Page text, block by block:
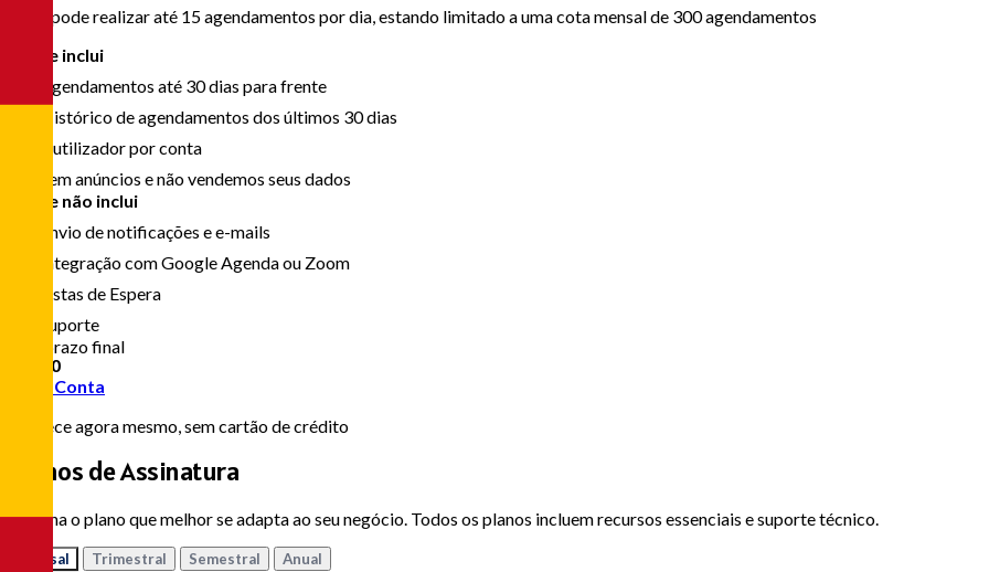
Você pode realizar até 15 agendamentos por dia, estando limitado a uma cota mensal de 300 agendamentos
O que inclui
Agendamentos até 30 dias para frente
Histórico de agendamentos dos últimos 30 dias
1 utilizador por conta
Sem anúncios e não vendemos seus dados
O que não inclui
Envio de notificações e e-mails
Integração com Google Agenda ou Zoom
Listas de Espera
Suporte
Sem prazo final
0,00
Criar Conta
Comece agora mesmo, sem cartão de crédito
Planos deAssinatura
Escolha o plano que melhor se adapta ao seu negócio. Todos os planos incluem recursos essenciais e suporte técnico.
Mensal Trimestral Semestral Anual